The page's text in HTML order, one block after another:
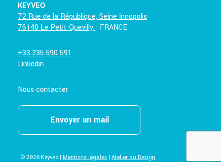
KEYVEO
72 Rue de la République, Seine Innopolis
76140 Le Petit-Quevilly - FRANCE
+33 235 590 591
Linkedin
Nous contacter
Envoyer un mail
© 2026 Keyveo |Mentions légales |Atelier du Design